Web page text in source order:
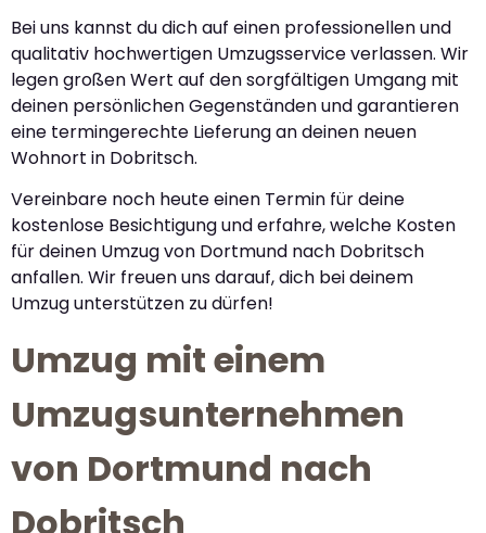
Bei uns kannst du dich auf einen professionellen und
qualitativ hochwertigen Umzugsservice verlassen. Wir
legen großen Wert auf den sorgfältigen Umgang mit
deinen persönlichen Gegenständen und garantieren
eine termingerechte Lieferung an deinen neuen
Wohnort in Dobritsch.
Vereinbare noch heute einen Termin für deine
kostenlose Besichtigung und erfahre, welche Kosten
für deinen Umzug von Dortmund nach Dobritsch
anfallen. Wir freuen uns darauf, dich bei deinem
Umzug unterstützen zu dürfen!
Umzug mit einem
Umzugsunternehmen
von Dortmund nach
Dobritsch